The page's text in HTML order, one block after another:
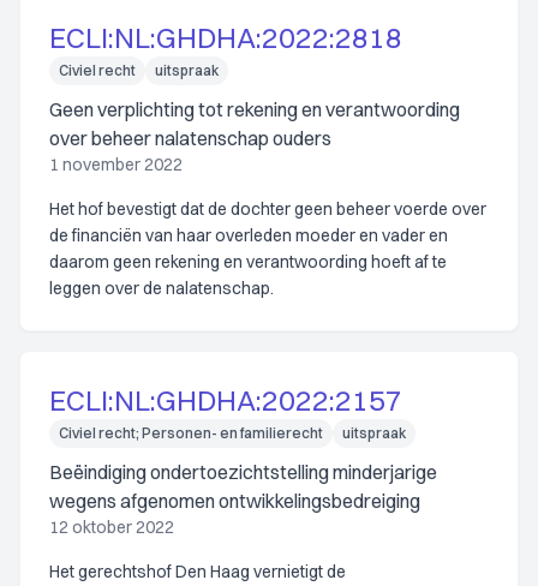
ECLI:NL:GHDHA:2022:2818
Civiel recht uitspraak
Geen verplichting tot rekening en verantwoording
over beheer nalatenschap ouders
1 november 2022
Het hof bevestigt dat de dochter geen beheer voerde over
de financiën van haar overleden moeder en vader en
daarom geen rekening en verantwoording hoeft af te
leggen over de nalatenschap.
ECLI:NL:GHDHA:2022:2157
Civiel recht; Personen- en familierecht uitspraak
Beëindiging ondertoezichtstelling minderjarige
wegens afgenomen ontwikkelingsbedreiging
12 oktober 2022
Het gerechtshof Den Haag vernietigt de